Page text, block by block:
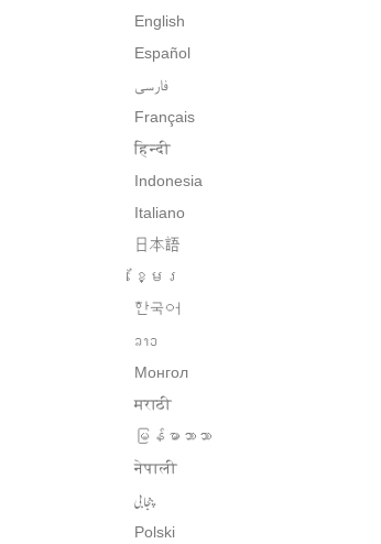
English
Español
فارسی
Français
हिन्दी
Indonesia
Italiano
日本語
ខ្មែរ
한국어
ລາວ
Монгол
मराठी
မြန်မာဘာသာ
नेपाली
پنجابی
Polski